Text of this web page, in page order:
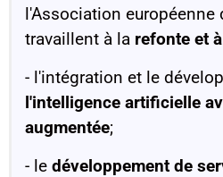
l'Association européenne
travaillent à la refonte et
- l'intégration et le
l'intelligence artificielle
augmentée;
- le développement de